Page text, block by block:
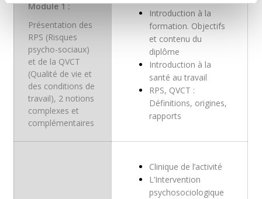
Module 1 :
Présentation des
RPS (Risques
psycho-sociaux)
et de la QVCT
(Qualité de vie et
des conditions de
travail), 2 notions
complexes et
complémentaires
Introduction à la
formation. Objectifs
et contenu du
diplôme
Introduction à la
santé au travail
RPS, QVCT :
Définitions, origines,
rapports
Clinique de l’activité
L’Intervention
psychosociologique